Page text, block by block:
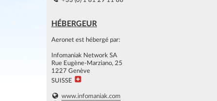
HÉBERGEUR
Aeronet est hébergé par:
Infomaniak Network SA
Rue Eugène-Marziano, 25
1227 Genève
SUISSE
www.infomaniak.com